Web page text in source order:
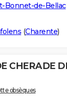
Bonnet-de-Bellac
(Charente)
CHERADE
obsèques